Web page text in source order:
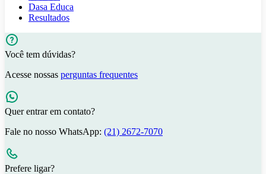
Dasa Educa
Resultados
Você tem dúvidas?
Acesse nossas perguntas frequentes
Quer entrar em contato?
Fale no nosso WhatsApp: (21) 2672-7070
Prefere ligar?